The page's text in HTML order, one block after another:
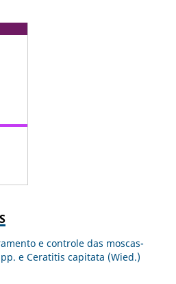
e controle das moscas-
e Ceratitis capitata (Wied.)